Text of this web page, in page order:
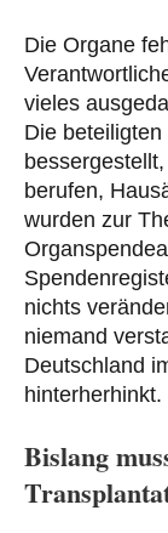
Die Organe
vieles
Die
berufen,
wurden zur
nichts
niemand
Deutschland
hinterherhinkt.
Bislang